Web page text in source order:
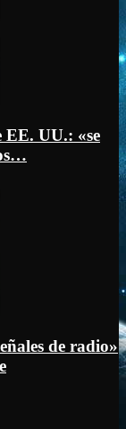
EE. UU.: «se
de radio»